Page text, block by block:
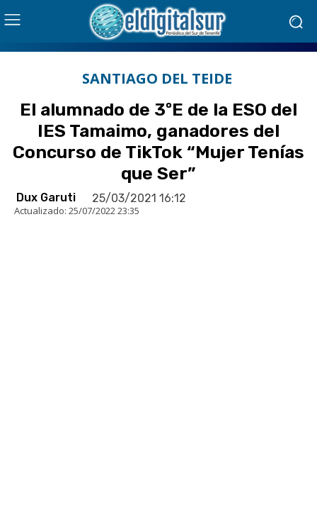
SANTIAGO DEL TEIDE
El alumnado de 3ºE de la ESO del
IES Tamaimo, ganadores del
Concurso de TikTok “Mujer Tenías
que Ser”
Dux Garuti 25/03/2021 16:12
Actualizado: 25/07/2022 23:35